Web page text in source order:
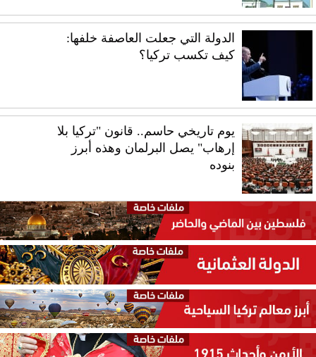
الدولة التي جعلت العاصفة خلفها:
كيف تكسب تركيا؟
يوم تاريخي حاسم.. قانون "تركيا بلا
إرهاب" يصل البرلمان وهذه أبرز
بنوده